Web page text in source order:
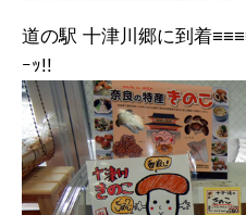
道の駅 十津川郷に到着
ｰｯ!!